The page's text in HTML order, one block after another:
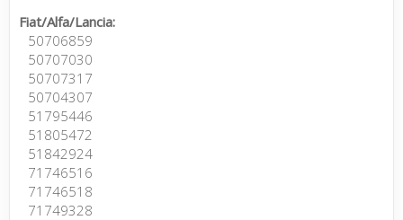
Fiat/Alfa/Lancia:
50706859
50707030
50707317
50704307
51795446
51805472
51842924
71746516
71746518
71749328